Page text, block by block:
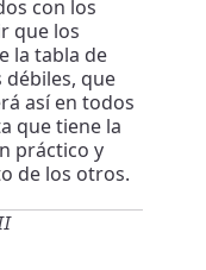
con los
que los
la tabla de
que
así en todos
que tiene la
práctico y
de los otros.